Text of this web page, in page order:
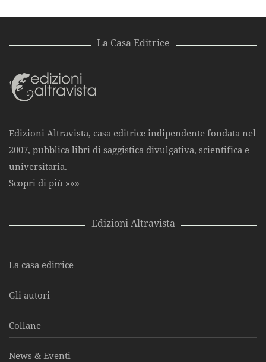
La Casa Editrice
Edizioni Altravista, casa editrice indipendente fondata nel
2007, pubblica libri di saggistica divulgativa, scientifica e
universitaria.
Scopri di più »»»
Edizioni Altravista
La casa editrice
Gli autori
Collane
News & Eventi